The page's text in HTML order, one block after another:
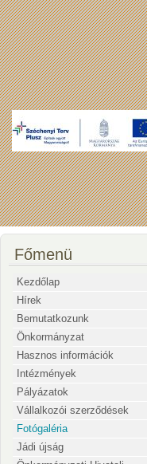
Főmenü
Kezdőlap
Hírek
Bemutatkozunk
Önkormányzat
Hasznos információk
Intézmények
Pályázatok
Vállalkozói szerződések
Fotógaléria
Jádi újság